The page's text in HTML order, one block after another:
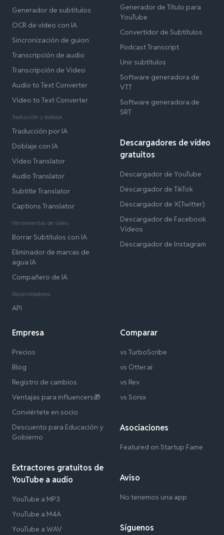
Generador de subtítulos
OCR de vídeo con IA
Sincronización de guion
Transcripción de audio
Transcripción de Video
Audio to Text Converter
Video to Text Converter
Traducción y doblaje
Traducción por IA
Doblaje con IA
Video Translator
Audio Translator
Subtitle Translator
Captions Translator
Herramientas de vídeo
Borrar Subtítulos con IA
Eliminador de marcas de
agua IA
Compañero de IA
Desarrolladores
API
Generador de Título para
YouTube
Convertidor de Subtítulos
Podcast Transcript
Unir subtítulos
Software generadora de
VTT
Software generadora de
SRT
Descargadores de vídeo
gratuitos
Descargador de YouTube
Descargador de TikTok
Descargador de X(Twitter)
Descargador de Facebook
Vídeos
Descargador de Instagram
Empresa
Precios
Blog
Registro de cambios
Ventajas para influencers🎁
Conviértete en socio
Descuento para Educación y
Gobierno
Extractores gratuitos de
YouTube a audio
YouTube a MP3
YouTube a M4A
YouTube a WAV
Comparar
vs TurboScribe
vs Otter.ai
vs Rev
vs Sonix
Asociaciones
Featured on Startup Fame
Aviso
No tenemos una app
Síguenos